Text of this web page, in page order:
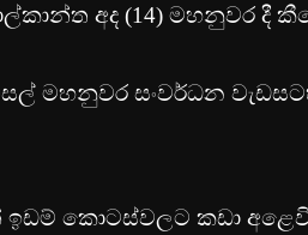
අද (14) මහනුවර දී
මහනුවර සංවර්ධන
ඉඩම් කොටස්වලට කඩා